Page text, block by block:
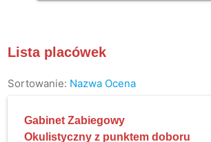
Lista placówek
Sortowanie: Nazwa Ocena
Gabinet Zabiegowy
Okulistyczny z punktem doboru